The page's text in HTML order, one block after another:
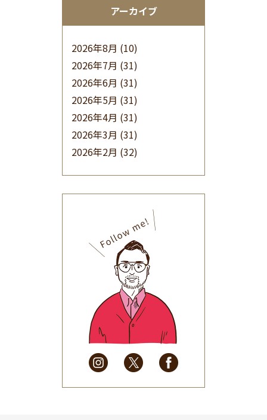
アーカイブ
2026年8月 (10)
2026年7月 (31)
2026年6月 (31)
2026年5月 (31)
2026年4月 (31)
2026年3月 (31)
2026年2月 (32)
(32)
2025年9月(30)
2025年8月(31)
2025年7月(37)
2025年6月(48)
2025年5月
(41)
2025年4月
(32)
2025年3月(31)
2025年2月
(28)
2025年1月
(34)